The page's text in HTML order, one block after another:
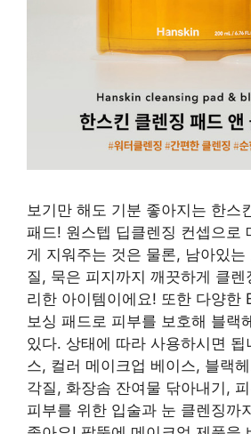
보기만 해도 기분 좋아지는 한스
패드! 원스텝 딥클렌징 컨셉으로
게 지워주는 것은 물론, 남아있
질, 묵은 피지까지 깨끗하게 클렌
리한 아이템이에요! 또한 다양한
보싱 패드로 피부를 보호해 블랙
있다. 상태에 따라 사용하시면 됩
스, 컬러 메이크업 베이스, 블랙
각질, 화장솜 잔여물 닦아내기,
피부를 위한 입술과 눈 클렌징까